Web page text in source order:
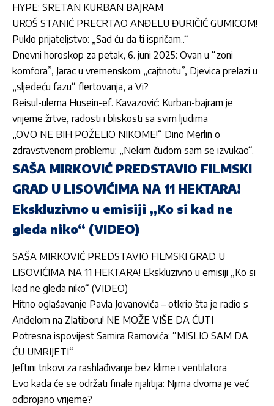
HYPE: SRETAN KURBAN BAJRAM
UROŠ STANIĆ PRECRTAO ANĐELU ĐURIČIĆ GUMICOM!
Puklo prijateljstvo: „Sad ću da ti ispričam..“
Dnevni horoskop za petak, 6. juni 2025: Ovan u “zoni
komfora”, Jarac u vremenskom „cajtnotu”, Djevica prelazi u
„sljedeću fazu“ flertovanja, a Vi?
Reisul-ulema Husein-ef. Kavazović: Kurban-bajram je
vrijeme žrtve, radosti i bliskosti sa svim ljudima
„OVO NE BIH POŽELIO NIKOME!“ Dino Merlin o
zdravstvenom problemu: „Nekim čudom sam se izvukao“.
SAŠA MIRKOVIĆ PREDSTAVIO FILMSKI
GRAD U LISOVIĆIMA NA 11 HEKTARA!
Ekskluzivno u emisiji „Ko si kad ne
gleda niko“ (VIDEO)
SAŠA MIRKOVIĆ PREDSTAVIO FILMSKI GRAD U
LISOVIĆIMA NA 11 HEKTARA! Ekskluzivno u emisiji „Ko si
kad ne gleda niko“ (VIDEO)
Hitno oglašavanje Pavla Jovanovića – otkrio šta je radio s
Anđelom na Zlatiboru! NE MOŽE VIŠE DA ĆUTI
Potresna ispovijest Samira Ramovića: “MISLIO SAM DA
ĆU UMRIJETI“
Jeftini trikovi za rashlađivanje bez klime i ventilatora
Evo kada će se održati finale rijalitija: Njima dvoma je već
odbrojano vrijeme?